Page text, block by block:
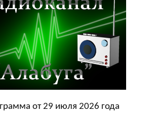
от 29 июля 2026 года